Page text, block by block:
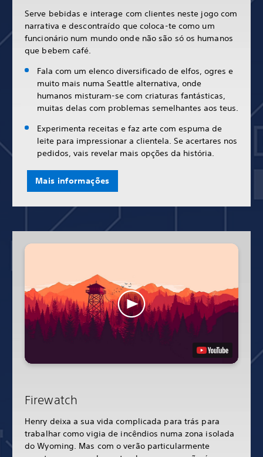
Serve bebidas e interage com clientes neste jogo com
narrativa e descontraído que coloca-te como um
funcionário num mundo onde não são só os humanos
que bebem café.
Fala com um elenco diversificado de elfos, ogres e
muito mais numa Seattle alternativa, onde
humanos misturam-se com criaturas fantásticas,
muitas delas com problemas semelhantes aos teus.
Experimenta receitas e faz arte com espuma de
leite para impressionar a clientela. Se acertares nos
pedidos, vais revelar mais opções da história.
Mais informações
Firewatch
Henry deixa a sua vida complicada para trás para
trabalhar como vigia de incêndios numa zona isolada
do Wyoming. Mas com o verão particularmente